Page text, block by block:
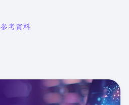
参考資料